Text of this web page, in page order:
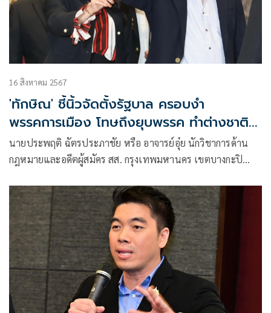
16 สิงหาคม 2567
'ทักษิณ' ชี้นิ้วจัดตั้งรัฐบาล ครอบงำ
พรรคการเมือง โทษถึงยุบพรรค ทำต่างชาติ
หมดความเชื่อมั่น
นายประพฤติ ฉัตรประภาชัย หรือ อาจารย์อุ๋ย นักวิชาการด้าน
กฎหมายและอดีตผู้สมัคร สส. กรุงเทพมหานคร เขตบางกะปิ
ทักษิณ ชินวัตร ซึ่งยังมีสถานะเป็นนักโทษที่อยู่ระหว่างพักโทษ